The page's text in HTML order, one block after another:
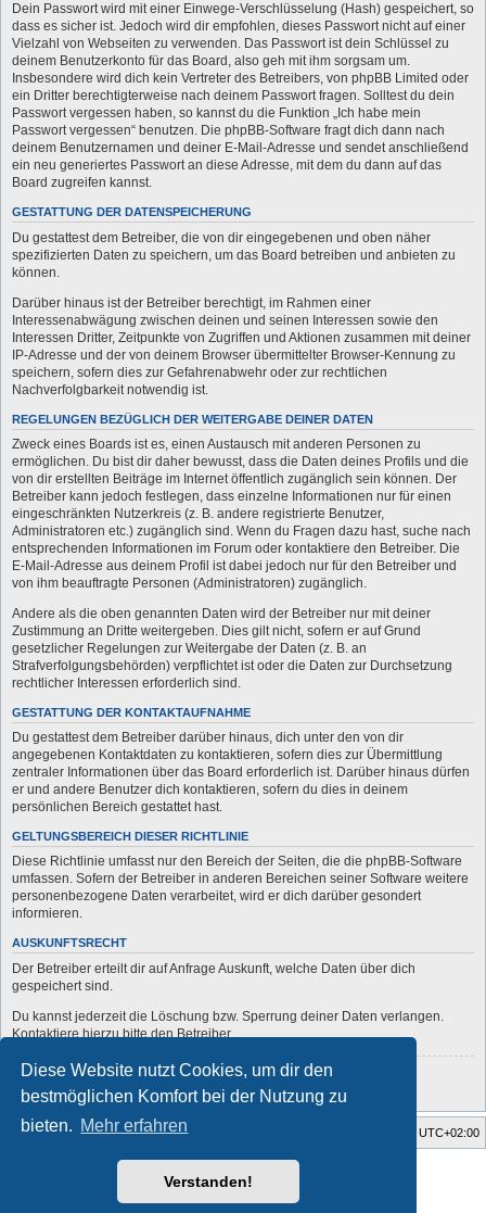
Diese Website nutzt Cookies, um dir den
bestmöglichen Komfort bei der Nutzung zu
bieten. Mehr erfahren
Verstanden!
Dein Passwort wird mit einer Einwege-Verschlüsselung (Hash) gespeichert, so
dass es sicher ist. Jedoch wird dir empfohlen, dieses Passwort nicht auf einer
Vielzahl von Webseiten zu verwenden. Das Passwort ist dein Schlüssel zu
deinem Benutzerkonto für das Board, also geh mit ihm sorgsam um.
Insbesondere wird dich kein Vertreter des Betreibers, von phpBB Limited oder
ein Dritter berechtigterweise nach deinem Passwort fragen. Solltest du dein
Passwort vergessen haben, so kannst du die Funktion „Ich habe mein
Passwort vergessen“ benutzen. Die phpBB-Software fragt dich dann nach
deinem Benutzernamen und deiner E-Mail-Adresse und sendet anschließend
ein neu generiertes Passwort an diese Adresse, mit dem du dann auf das
Board zugreifen kannst.
GESTATTUNG DER DATENSPEICHERUNG
Du gestattest dem Betreiber, die von dir eingegebenen und oben näher
spezifizierten Daten zu speichern, um das Board betreiben und anbieten zu
können.
Darüber hinaus ist der Betreiber berechtigt, im Rahmen einer
Interessenabwägung zwischen deinen und seinen Interessen sowie den
Interessen Dritter, Zeitpunkte von Zugriffen und Aktionen zusammen mit deiner
IP-Adresse und der von deinem Browser übermittelter Browser-Kennung zu
speichern, sofern dies zur Gefahrenabwehr oder zur rechtlichen
Nachverfolgbarkeit notwendig ist.
REGELUNGEN BEZÜGLICH DER WEITERGABE DEINER DATEN
Zweck eines Boards ist es, einen Austausch mit anderen Personen zu
ermöglichen. Du bist dir daher bewusst, dass die Daten deines Profils und die
von dir erstellten Beiträge im Internet öffentlich zugänglich sein können. Der
Betreiber kann jedoch festlegen, dass einzelne Informationen nur für einen
eingeschränkten Nutzerkreis (z. B. andere registrierte Benutzer,
Administratoren etc.) zugänglich sind. Wenn du Fragen dazu hast, suche nach
entsprechenden Informationen im Forum oder kontaktiere den Betreiber. Die
E-Mail-Adresse aus deinem Profil ist dabei jedoch nur für den Betreiber und
von ihm beauftragte Personen (Administratoren) zugänglich.
Andere als die oben genannten Daten wird der Betreiber nur mit deiner
Zustimmung an Dritte weitergeben. Dies gilt nicht, sofern er auf Grund
gesetzlicher Regelungen zur Weitergabe der Daten (z. B. an
Strafverfolgungsbehörden) verpflichtet ist oder die Daten zur Durchsetzung
rechtlicher Interessen erforderlich sind.
GESTATTUNG DER KONTAKTAUFNAHME
Du gestattest dem Betreiber darüber hinaus, dich unter den von dir
angegebenen Kontaktdaten zu kontaktieren, sofern dies zur Übermittlung
zentraler Informationen über das Board erforderlich ist. Darüber hinaus dürfen
er und andere Benutzer dich kontaktieren, sofern du dies in deinem
persönlichen Bereich gestattet hast.
GELTUNGSBEREICH DIESER RICHTLINIE
Diese Richtlinie umfasst nur den Bereich der Seiten, die die phpBB-Software
umfassen. Sofern der Betreiber in anderen Bereichen seiner Software weitere
personenbezogene Daten verarbeitet, wird er dich darüber gesondert
informieren.
AUSKUNFTSRECHT
Der Betreiber erteilt dir auf Anfrage Auskunft, welche Daten über dich
gespeichert sind.
Du kannst jederzeit die Löschung bzw. Sperrung deiner Daten verlangen.
Kontaktiere hierzu bitte den Betreiber.
Zurück zur vorherigen Seite
Startseite Foren-Übersicht UTC+02:00
forum
Powered byphpBB® Forum Software © phpBB Limited
phpBB.de